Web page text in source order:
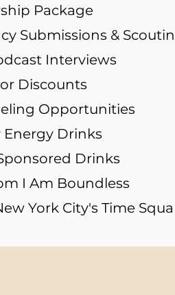
Package
Submissions &
Interviews
Discounts
Opportunities
Energy Drinks
Drinks
I Am Boundless
York City's Time